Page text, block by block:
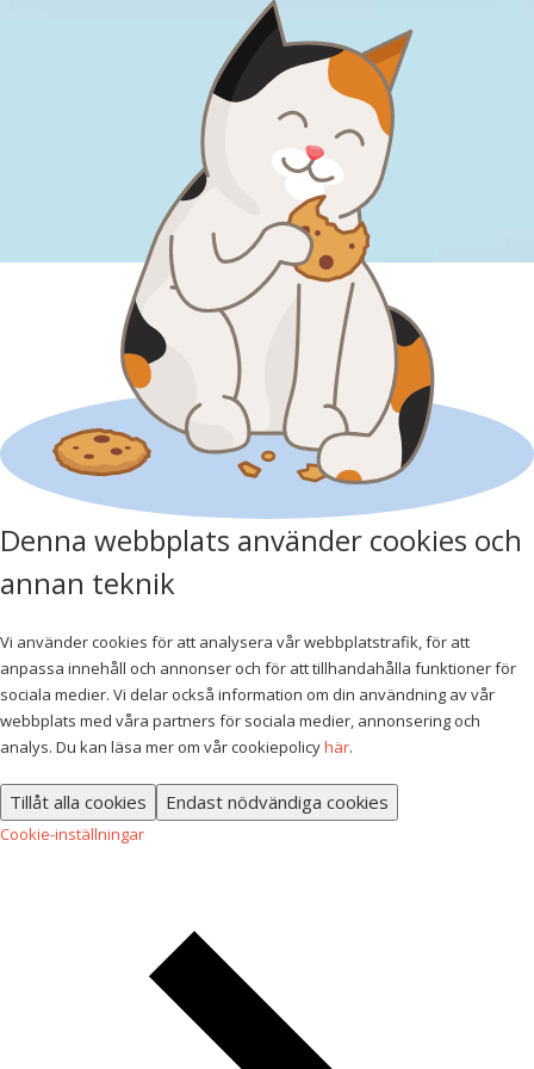
Denna webbplats använder cookies och
annan teknik
Vi använder cookies för att analysera vår webbplatstrafik, för att
anpassa innehåll och annonser och för att tillhandahålla funktioner för
sociala medier. Vi delar också information om din användning av vår
webbplats med våra partners för sociala medier, annonsering och
analys. Du kan läsa mer om vår cookiepolicyhär.
Tillåt alla cookies Endast nödvändiga cookies
Cookie-inställningar